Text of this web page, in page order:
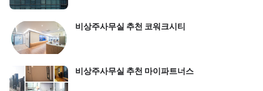
비상주사무실 추천 코워크시티
비상주사무실 추천 마이파트너스